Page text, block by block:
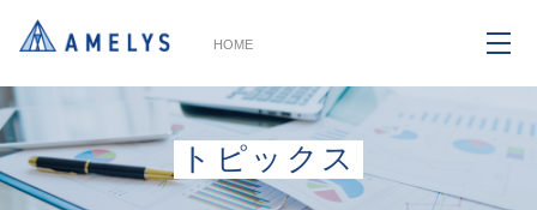
HOME
トピックス